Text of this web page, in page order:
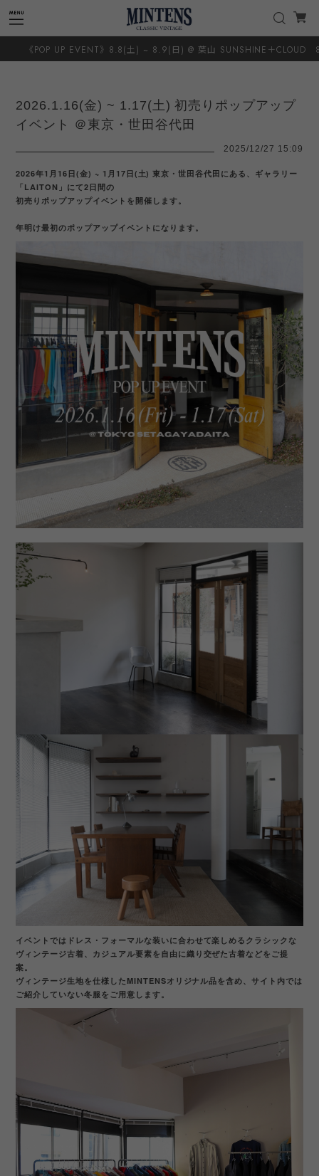
》8.8(土) ~ 8.9(日) @ 葉山 SUNSHINE＋CLOUD 8.20(木) ~ 8.23(日) @
2026.1.16(金) ~ 1.17(土) 初売りポップアップ
イベント ＠東京・世田谷代田
2025/12/27 15:09
2026年1月16日(金) ~ 1月17日(土) 東京・世田谷代田にある、ギャラリー
「LAITON」にて2日間の
初売りポップアップイベントを開催します。
年明け最初のポップアップイベントになります。
イベントではドレス・フォーマルな装いに合わせて楽しめるクラシックな
ヴィンテージ古着、カジュアル要素を自由に織り交ぜた古着などをご提
案。
ヴィンテージ生地を仕様したMINTENSオリジナル品を含め、サイト内では
ご紹介していない冬服をご用意します。